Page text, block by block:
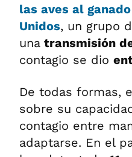
las aves al
Unidos, un grupo
una transmisión
contagio se dio
De todas formas,
sobre su
contagio entre
adaptarse. En el